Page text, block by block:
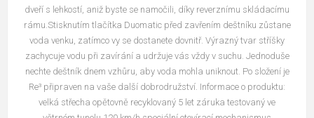
dveří s lehkostí, aniž byste se namočili, díky reverznímu skládacímu
rámu.Stisknutím tlačítka Duomatic před zavřením deštníku zůstane
voda venku, zatímco vy se dostanete dovnitř. Výrazný tvar stříšky
zachycuje vodu při zavírání a udržuje vás vždy v suchu. Jednoduše
nechte deštník dnem vzhůru, aby voda mohla uniknout. Po složení je
Re³ připraven na vaše další dobrodružství. Informace o produktu:
velká střecha opětovně recyklovaný 5 let záruka testovaný ve